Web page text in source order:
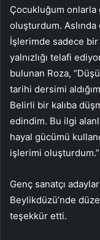
Çocukluğum
oluşturdum. Aslında
İşlerimde sadece bir
yalnızlığı telafi
bulunan Roza,
tarihi dersimi
Belirli bir kalıba
edindim. Bu ilgi
hayal gücümü
işlerimi
Genç sanatçı
Beylikdüzü’nde
teşekkür etti.